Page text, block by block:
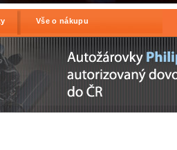
Vše o nákupu